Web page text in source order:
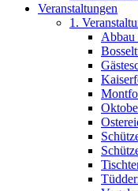
Veranstaltungen
1.